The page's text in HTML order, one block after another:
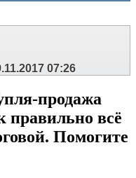
07:26
продажа
правильно всё
Помогите